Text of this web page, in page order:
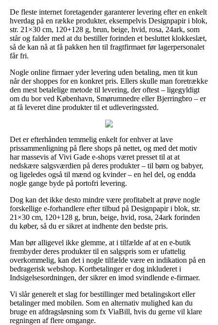
De fleste internet foretagender garanterer levering efter en enkelt
hverdag på en række produkter, eksempelvis Designpapir i blok,
str. 21×30 cm, 120+128 g, brun, beige, hvid, rosa, 24ark, som
står og falder med at du bestiller forinden et besluttet klokkeslæt,
så de kan nå at få pakken hen til fragtfirmaet før lagerpersonalet
får fri.
Nogle online firmaer yder levering uden betaling, men tit kun
når der shoppes for en konkret pris. Ellers skulle man foretrække
den mest betalelige metode til levering, der oftest – ligegyldigt
om du bor ved København, Smørumnedre eller Bjerringbro – er
at få leveret dine produkter til et udleveringssted.
Det er efterhånden temmelig enkelt for enhver at lave
prissammenligning på flere shops på nettet, og med det motiv
har massevis af Vivi Gade e-shops været presset til at at
nedskære salgsværdien på deres produkter – til børn og babyer,
og ligeledes også til mænd og kvinder – en hel del, og endda
nogle gange byde på portofri levering.
Dog kan det ikke desto mindre være profitabelt at prøve nogle
forskellige e-forhandlere efter tilbud på Designpapir i blok, str.
21×30 cm, 120+128 g, brun, beige, hvid, rosa, 24ark forinden
du køber, så du er sikret at indhente den bedste pris.
Man bør alligevel ikke glemme, at i tilfælde af at en e-butik
frembyder deres produkter til en salgspris som er ufattelig
overkommelig, kan det i nogle tilfælde være en indikation på en
bedragerisk webshop. Kortbetalinger er dog inkluderet i
Indsigelsesordningen, der sikrer en imod svindlende e-firmaer.
Vi slår generelt et slag for bestillinger med betalingskort eller
betalinger med mobilen. Som en alternativ mulighed kan du
bruge en afdragsløsning som fx ViaBill, hvis du gerne vil klare
regningen af flere omgange.